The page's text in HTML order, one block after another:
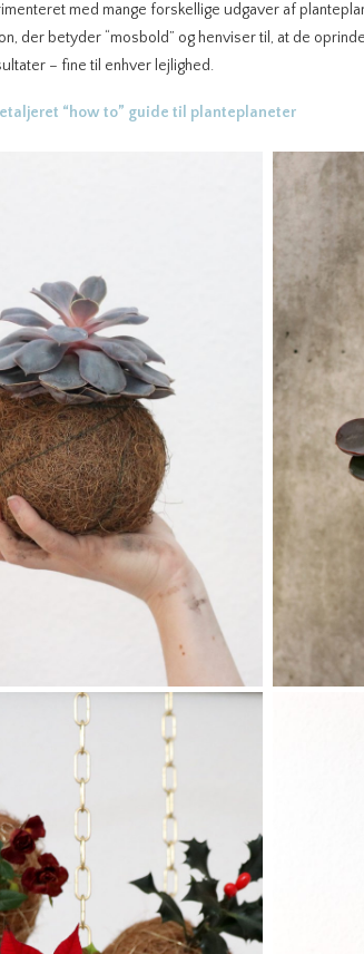
med mange forskellige udgaver af
der betyder “mosbold” og henviser til, at de
– fine til enhver lejlighed.
“how to” guide til planteplaneter